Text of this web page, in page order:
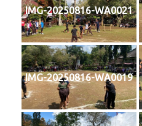
IMG-20250816-WA0021
IMG-20250816-WA0019